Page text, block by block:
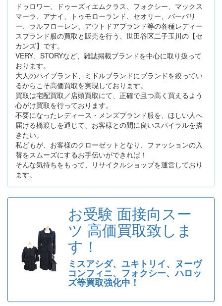
ドゥロワー、ドゥーズィエムクラス、フォクシー、マックス
マーラ、アナイ、トゥモローランド、セオリー、バーバリ
ー、ラルフローレン、アウトドアブランド等の各種レディー
スブランド服の買取と販売を行う、世田谷区二子玉川の【セ
カンズ】です。
VERY、STORYなど、雑誌掲載ブランドを中心に取り扱って
おります。
大人のハイブランド、ミドルブランドにブランドを絞ってい
るからこそ高価買取を実現しております。
買取は宅配買取／店頭買取にて、正確で且つ高く買えるよう
心がけ買取を行っております。
不要になったレディース・メンズブランド服を、ほしい人へ
届ける橋渡しを通じて、お客様との間に良いスパイラルを描
きたい。
私どもが、お客様のクローゼットとなり、ファッションの入
替をスムーズにするお手伝いができれば！
そんな気持ちをもって、リサイクルショップを運営しており
ます。
お受験 面接向スー
ツ 高価買取致しま
す！
ミスアシダ、ユキトリイ、ヌーヴ
コンフィニ、フォクシー、ハロッ
ズ等買取強化中！